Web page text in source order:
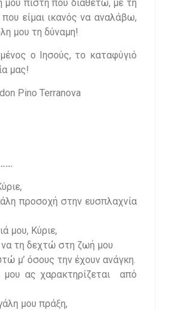
μου πίστη που διαθέτω, με τη
είμαι ικανός να αναλάβω,
μου τη δύναμη!
ο Ιησούς, το καταφύγιό
μας!
Pino Terranova
προσοχή στην ευσπλαχνία
μου, Κύριε,
τη δεχτώ στη ζωή μου
μ’ όσους την έχουν ανάγκη.
ας χαρακτηρίζεται από
μου πράξη,